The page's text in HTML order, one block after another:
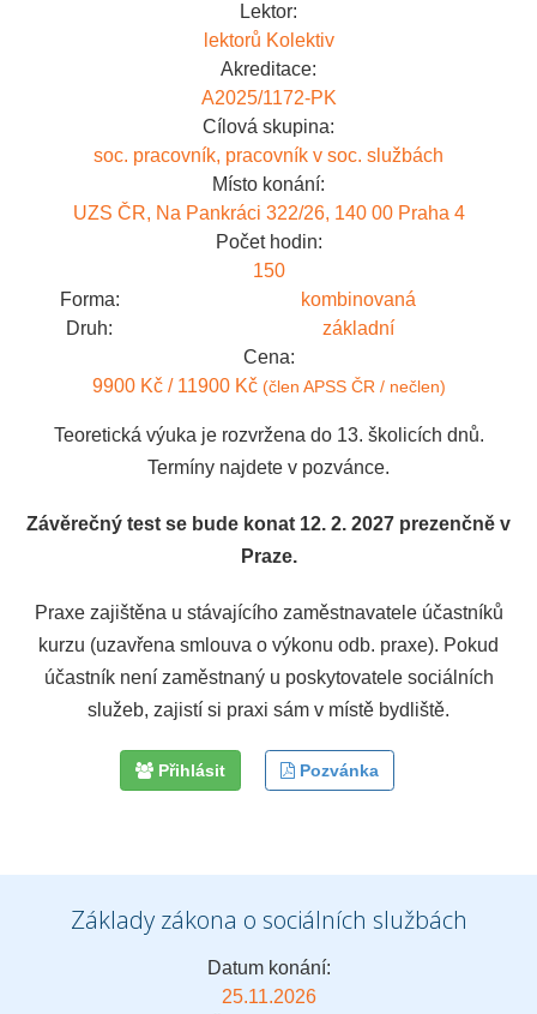
Lektor:
lektorů Kolektiv
Akreditace:
A2025/1172-PK
Cílová skupina:
soc. pracovník, pracovník v soc. službách
Místo konání:
UZS ČR, Na Pankráci 322/26, 140 00 Praha 4
Počet hodin:
150
Forma:
kombinovaná
Druh:
základní
Cena:
9900 Kč / 11900 Kč (člen APSS ČR / nečlen)
Teoretická výuka je rozvržena do 13. školicích dnů.
Termíny najdete v pozvánce.
Závěrečný test se bude konat 12. 2. 2027 prezenčně v
Praze.
Praxe zajištěna u stávajícího zaměstnavatele účastníků
kurzu (uzavřena smlouva o výkonu odb. praxe). Pokud
účastník není zaměstnaný u poskytovatele sociálních
služeb, zajistí si praxi sám v místě bydliště.
Přihlásit Pozvánka
Základy zákona o sociálních službách
Datum konání:
25.11.2026